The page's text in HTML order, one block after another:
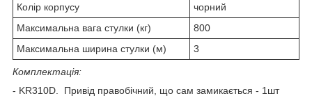
Колір корпусу
чорний
Максимальна вага стулки (кг)
800
Максимальна ширина стулки (м)
3
Комплектація:
- KR310D. Привід правобічний, що сам замикається - 1шт